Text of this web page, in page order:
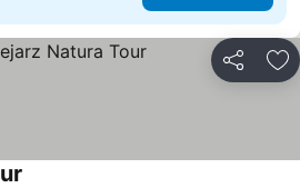
Partilhar